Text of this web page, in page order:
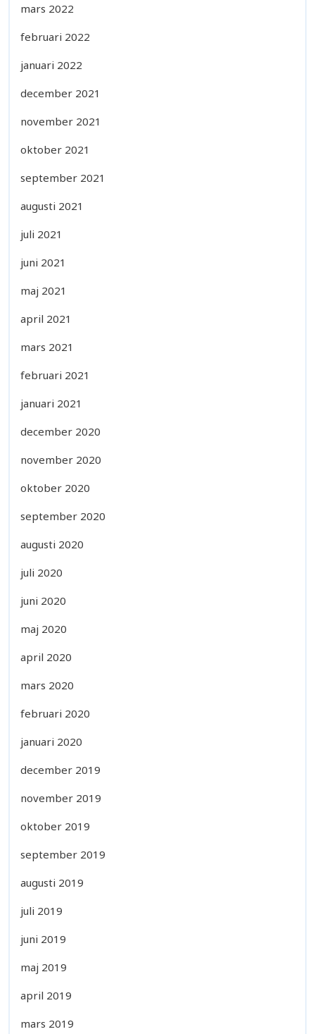
mars 2022
februari 2022
januari 2022
december 2021
november 2021
oktober 2021
september 2021
augusti 2021
juli 2021
juni 2021
maj 2021
april 2021
mars 2021
februari 2021
januari 2021
december 2020
november 2020
oktober 2020
september 2020
augusti 2020
juli 2020
juni 2020
maj 2020
april 2020
mars 2020
februari 2020
januari 2020
december 2019
november 2019
oktober 2019
september 2019
augusti 2019
juli 2019
juni 2019
maj 2019
april 2019
mars 2019